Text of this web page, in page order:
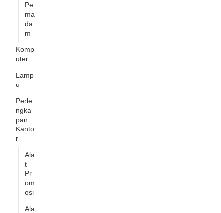
Pe
ma
da
m
Komp
uter
Lamp
u
Perle
ngka
pan
Kanto
r
Ala
t
Pr
om
osi
Ala